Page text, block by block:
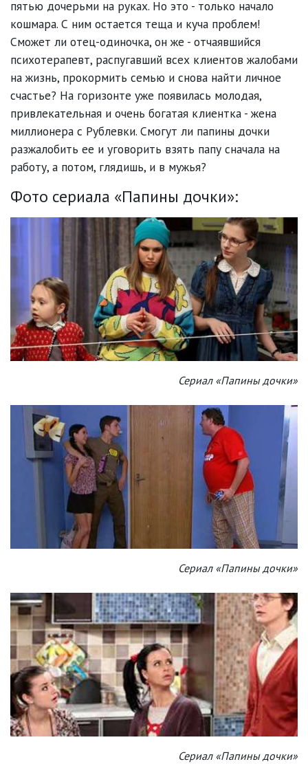
пятью дочерьми на руках. Но это - только начало
кошмара. С ним остается теща и куча проблем!
Сможет ли отец-одиночка, он же - отчаявшийся
психотерапевт, распугавший всех клиентов жалобами
на жизнь, прокормить семью и снова найти личное
счастье? На горизонте уже появилась молодая,
привлекательная и очень богатая клиентка - жена
миллионера с Рублевки. Смогут ли папины дочки
разжалобить ее и уговорить взять папу сначала на
работу, а потом, глядишь, и в мужья?
Фото сериала «Папины дочки»:
Сериал «Папины дочки»
Сериал «Папины дочки»
Сериал «Папины дочки»